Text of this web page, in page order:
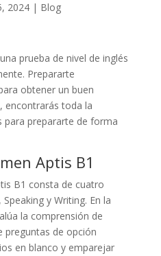
2024| Blog
prueba de nivel de inglés
Prepararte
obtener un buen
encontrarás toda la
para prepararte de forma
Aptis B1
B1 consta de cuatro
y Writing. En la
la comprensión de
preguntas de opción
en blanco y emparejar